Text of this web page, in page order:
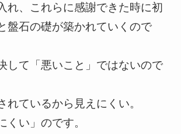
れ、これらに感謝できた時に初
盤石の礎が築かれていくので
して「悪いこと」ではないので
れているから見えにくい。
くい」のです。